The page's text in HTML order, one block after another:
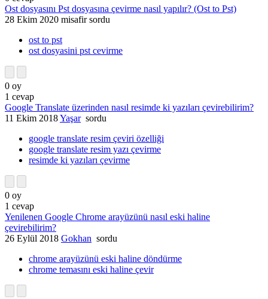
Ost dosyasını Pst dosyasına çevirme nasıl yapılır? (Ost to Pst)
28 Ekim 2020 misafir sordu
ost to pst
ost dosyasini pst cevirme
0 oy
1 cevap
Google Translate üzerinden nasıl resimde ki yazıları çevirebilirim?
11 Ekim 2018Yaşar sordu
google translate resim çeviri özelliği
google translate resim yazı çevirme
resimde ki yazıları çevirme
0 oy
1 cevap
Yenilenen Google Chrome arayüzünü nasıl eski haline
çevirebilirim?
26 Eylül 2018 Gokhan sordu
chrome arayüzünü eski haline döndürme
chrome temasını eski haline çevir